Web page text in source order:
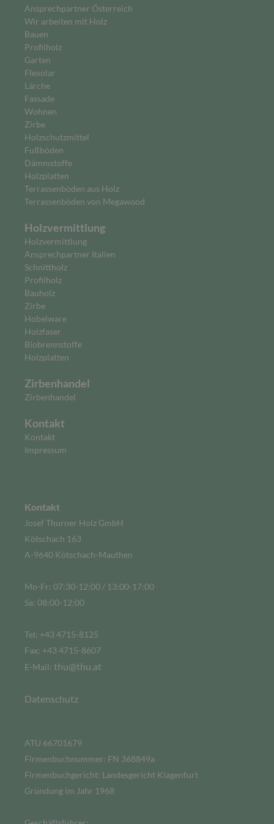
Ansprechpartner Österreich
Wir arbeiten mit Holz
Bauen
Profilholz
Garten
Flexolar
Lärche
Fassade
Wohnen
Zirbe
Holzschutzmittel
Fußböden
Dämmstoffe
Holzplatten
Terrassenböden aus Holz
Terrassenböden von Megawood
Holzvermittlung
Holzvermittlung
Ansprechpartner Italien
Schnittholz
Profilholz
Bauholz
Zirbe
Hobelware
Holzfaser
Biobrennstoffe
Holzplatten
Zirbenhandel
Zirbenhandel
Kontakt
Kontakt
Impressum
Kontakt
Josef Thurner Holz GmbH
Kötschach 163
A-9640 Kötschach-Mauthen
Mo-Fr: 07:30-12:00 / 13:00-17:00
Sa: 08:00-12:00
Tel: +43 4715-8125
Fax: +43 4715-8607
E-Mail: thu@thu.at
Datenschutz
ATU 66701679
Firmenbuchnummer: FN 368849a
Firmenbuchgericht: Landesgericht Klagenfurt
Gründung im Jahr 1968